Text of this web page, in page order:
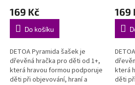
169 Kč
Do košíku
DETOA Pyramida šašek je
dřevěná hračka pro děti od 1+,
která hravou formou podporuje
děti při objevování, hraní a
169
která
děti